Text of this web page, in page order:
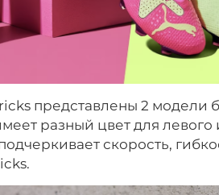
представлены 2 модели
разный цвет для левого
скорость,